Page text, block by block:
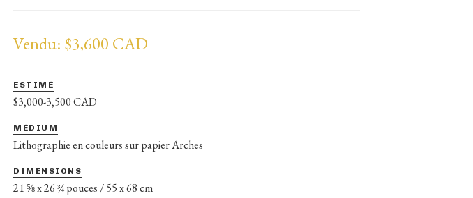
Vendu: $3,600 CAD
ESTIMÉ
$3,000-3,500 CAD
MÉDIUM
Lithographie en couleurs sur papier Arches
DIMENSIONS
21 ⅝ x 26 ¾ pouces / 55 x 68 cm